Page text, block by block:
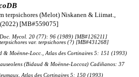
terpsichores (Melot) Niskanen & Liimat.,
[MB#559075]
Mycol. 20 (77): 96 (1989) [MB#126211]
var. terpsichores (?) [MB#431268]
& Moënne-Locc., Atlas des Cortinaires 5: 151 (1993)
(Bidaud & Moënne-Loccoz) Cadiñanos: 37
Atlas des Cortinaires 5: 150 (1993)